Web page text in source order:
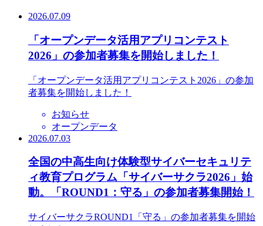
2026.07.09
「オープンデータ活用アプリコンテスト
2026」の参加者募集を開始しました！
「オープンデータ活用アプリコンテスト2026」の参加
者募集を開始しました！
お知らせ
オープンデータ
2026.07.03
全国の中高生向け体験型サイバーセキュリテ
ィ教育プログラム「サイバーサクラ2026」始
動。「ROUND1：守る」の参加者募集開始！
サイバーサクラROUND1「守る」の参加者募集を開始